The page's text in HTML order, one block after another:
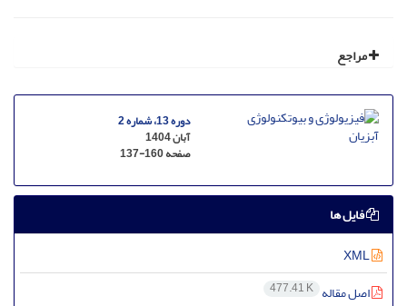
مراجع
دوره 13، شماره 2
آبان 1404
صفحه137-160
فایل ها
اصل مقاله 477.41 K